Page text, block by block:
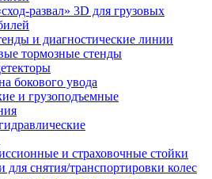
развал» 3D для грузовых
и диагностические линии
тормозные стенды
бокового увода
и грузоподъемные
и страховочные стойки
для снятия/транспортировки колес